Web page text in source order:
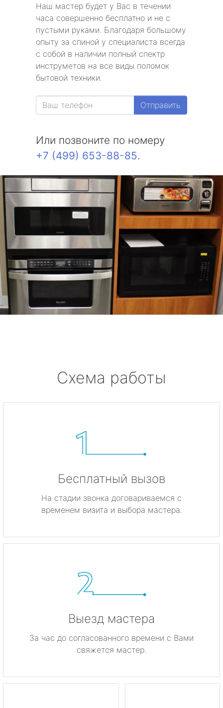
Наш мастер будет у Вас в течении
часа совершенно бесплатно и не с
пустыми руками. Благодаря большому
опыту за спиной у специалиста всегда
с собой в наличии полный спектр
инструметов на все виды поломок
бытовой техники.
Отправить
Или позвоните по номеру
+7 (499) 653-88-85.
Схема работы
Бесплатный вызов
На стадии звонка договариваемся с
временем визита и выбора мастера.
Выезд мастера
За час до согласованного времени с Вами
свяжется мастер.